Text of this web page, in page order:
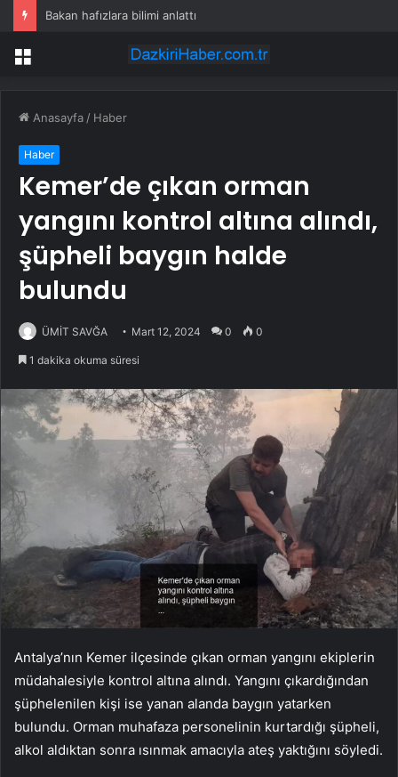
Bakan hafızlara bilimi anlattı
Menü
Anasayfa / Haber
Haber
Kemer’de çıkan orman
yangını kontrol altına alındı,
şüpheli baygın halde
bulundu
ÜMİT SAVĞA Mart 12, 2024 0 0
1 dakika okuma süresi
Antalya’nın Kemer ilçesinde çıkan orman yangını ekiplerin
müdahalesiyle kontrol altına alındı. Yangını çıkardığından
şüphelenilen kişi ise yanan alanda baygın yatarken
bulundu. Orman muhafaza personelinin kurtardığı şüpheli,
alkol aldıktan sonra ısınmak amacıyla ateş yaktığını söyledi.